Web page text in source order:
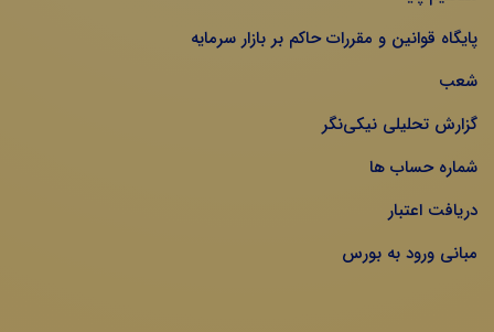
پایگاه قوانین و مقررات حاکم بر بازار سرمایه
شعب
گزارش تحلیلی نیکی‌نگر
شماره حساب ها
دریافت اعتبار
مبانی ورود به بورس